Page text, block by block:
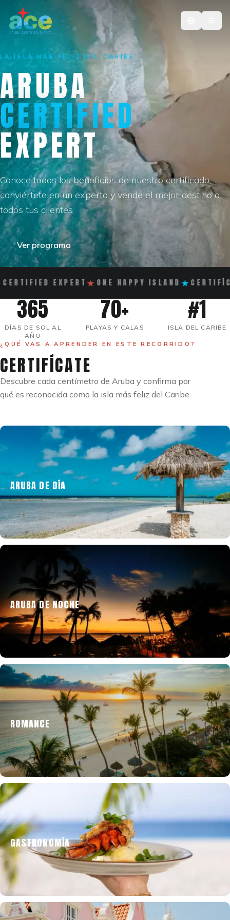
LA ISLA MÁS FELIZ DEL CARIBE
ARUBA
CERTIFIED
EXPERT
Conoce todos los beneficios de nuestro certificado,
conviértete en un experto y vende el mejor destino a
todos tus clientes
Ver programa
EXPERT ★ONE HAPPY ISLAND★
365
DÍAS DE SOL AL
AÑO
70+
PLAYAS Y CALAS
#1
ISLA DEL CARIBE
¿QUÉ VAS A APRENDER EN ESTE RECORRIDO?
CERTIFÍCATE
Descubre cada centímetro de Aruba y confirma por
qué es reconocida como la isla más feliz del Caribe.
ARUBA DE DÍA
Conoce las actividades que se pueden realizar
en Aruba durante el día.
ARUBA DE NOCHE
Descubre lo que la vibrante vida nocturna de
Aruba puede ofrecer.
ROMANCE
La isla más feliz del Caribe, también es la más
romántica.
GASTRONOMÍA
Una isla llena de gran variedad de sabores
locales y del mundo.